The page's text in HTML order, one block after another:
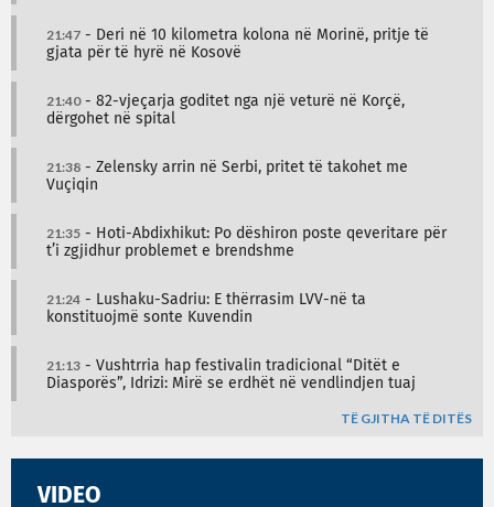
21:47 - Deri në 10 kilometra kolona në Morinë, pritje të
gjata për të hyrë në Kosovë
21:40- 82-vjeçarja goditet nga një veturë në Korçë,
dërgohet në spital
21:38 - Zelensky arrin në Serbi, pritet të takohet me
Vuçiqin
21:35 - Hoti-Abdixhikut: Po dëshiron poste qeveritare për
t’i zgjidhur problemet e brendshme
21:24 - Lushaku-Sadriu: E thërrasim LVV-në ta
konstituojmë sonte Kuvendin
21:13 - Vushtrria hap festivalin tradicional “Ditët e
Diasporës”, Idrizi: Mirë se erdhët në vendlindjen tuaj
TË GJITHA TË DITËS
VIDEO